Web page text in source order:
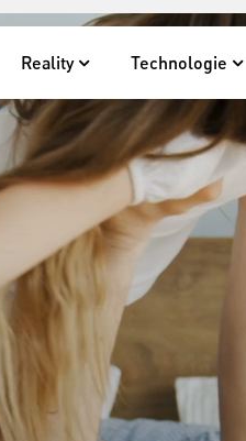
Reality Technologie